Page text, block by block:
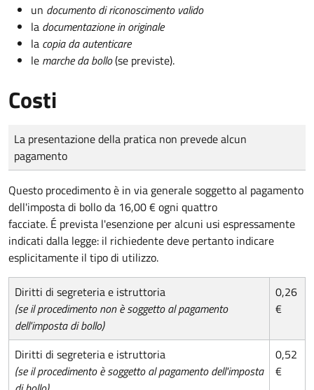
un documento di riconoscimento valido
la documentazione in originale
la copia da autenticare
le marche da bollo(se previste).
Costi
Tipo di pagamento
Importo
La presentazione della pratica non prevede alcun
pagamento
Questo procedimento è in via generale soggetto al pagamento
dell'imposta di bollo da 16,00 € ogni quattro
facciate. É prevista l'esenzione per alcuni usi espressamente
indicati dalla legge: il richiedente deve pertanto indicare
esplicitamente il tipo di utilizzo.
Diritti di segreteria e istruttoria
(se il procedimento non è soggetto al pagamento
dell'imposta di bollo)
0,26
€
Diritti di segreteria e istruttoria
(se il procedimento è soggetto al pagamento dell'imposta
0,52
€